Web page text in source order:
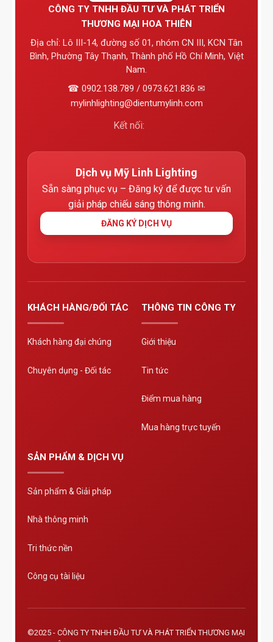
CÔNG TY TNHH ĐẦU TƯ VÀ PHÁT TRIỂN
THƯƠNG MẠI HOA THIÊN
Địa chỉ: Lô III-14, đường số 01, nhóm CN III, KCN Tân
Bình, Phường Tây Thạnh, Thành phố Hồ Chí Minh, Việt
Nam.
☎ 0902.138.789 / 0973.621.836 ✉
mylinhlighting@dientumylinh.com
Kết nối:
Dịch vụ Mỹ Linh Lighting
Sẵn sàng phục vụ – Đăng ký để được tư vấn
giải pháp chiếu sáng thông minh.
ĐĂNG KÝ DỊCH VỤ
KHÁCH HÀNG/ĐỐI TÁC
Khách hàng đại chúng
Chuyên dụng - Đối tác
THÔNG TIN CÔNG TY
Giới thiệu
Tin tức
Điểm mua hàng
Mua hàng trực tuyến
SẢN PHẨM & DỊCH VỤ
Sản phẩm & Giải pháp
Nhà thông minh
Tri thức nền
Công cụ tài liệu
©2025 - CÔNG TY TNHH ĐẦU TƯ VÀ PHÁT TRIỂN THƯƠNG MẠI